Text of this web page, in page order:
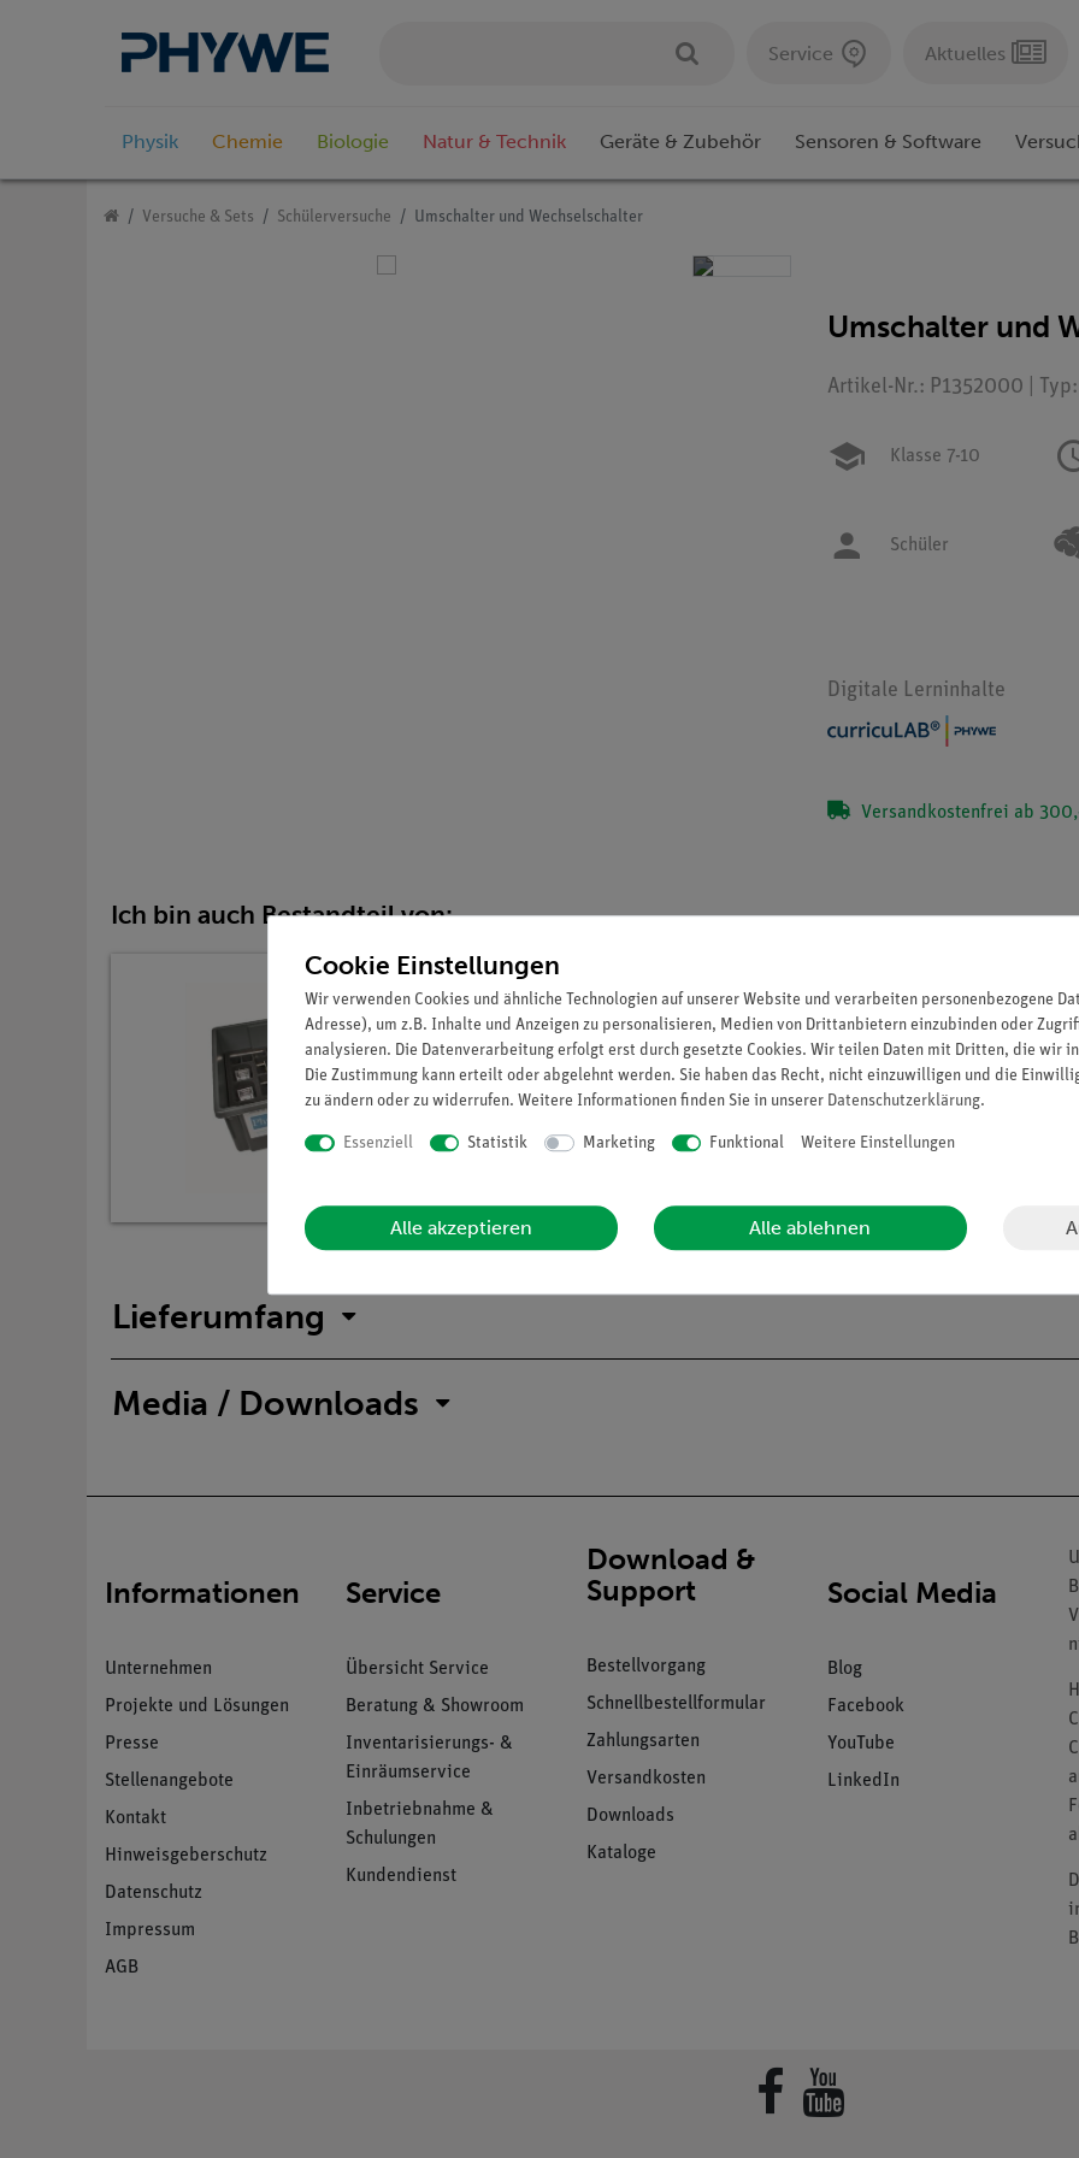
Service Aktuelles
Physik Chemie Biologie Natur & Technik Geräte & Zubehör Sensoren & Software
Versuche & Sets Schülerversuche Umschalter und Wechselschalter
Umschalter und
Artikel-Nr.: P1352000 |
Klasse 7-10
Schüler
Digitale Lerninhalte
Versandkostenfrei ab
Ich bin auch Bestandteil von:
Set Schülerversuche Elektrik auf
advanced Physik EEP-1
Artikel-Nr.: 15281-88 | Typ: Set
Lieferumfang
Media / Downloads
Informationen
Unternehmen
Projekte und Lösungen
Presse
Stellenangebote
Kontakt
Hinweisgeberschutz
Datenschutz
Impressum
AGB
Service
Übersicht Service
Beratung & Showroom
Inventarisierungs- &
Einräumservice
Inbetriebnahme &
Schulungen
Kundendienst
Download &
Support
Bestellvorgang
Schnellbestellformular
Zahlungsarten
Versandkosten
Downloads
Kataloge
Social Media
Blog
Facebook
YouTube
LinkedIn
Cookie Einstellungen
Wir verwenden Cookies und ähnliche Technologien auf unserer Website und verarbeiten personenbezogene
Adresse), um z.B. Inhalte und Anzeigen zu personalisieren, Medien von Drittanbietern einzubinden oder
analysieren. Die Datenverarbeitung erfolgt erst durch gesetzte Cookies. Wir teilen Daten mit Dritten, die wir
Die Zustimmung kann erteilt oder abgelehnt werden. Sie haben das Recht, nicht einzuwilligen und die
zu ändern oder zu widerrufen. Weitere Informationen finden Sie in unserer Daten­schutz­erklärung.
Essenziell Statistik Marketing Funktional Weitere Einstellungen
Alle akzeptieren Alle ablehnen